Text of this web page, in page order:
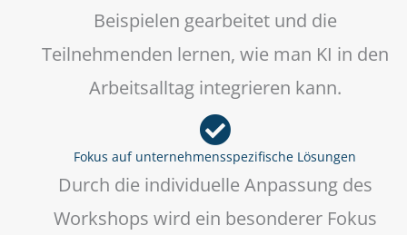
Beispielen gearbeitet und die
Teilnehmenden lernen, wie man KI in den
Arbeitsalltag integrieren kann.
Fokus auf unternehmensspezifische Lösungen
Durch die individuelle Anpassung des
Workshops wird ein besonderer Fokus